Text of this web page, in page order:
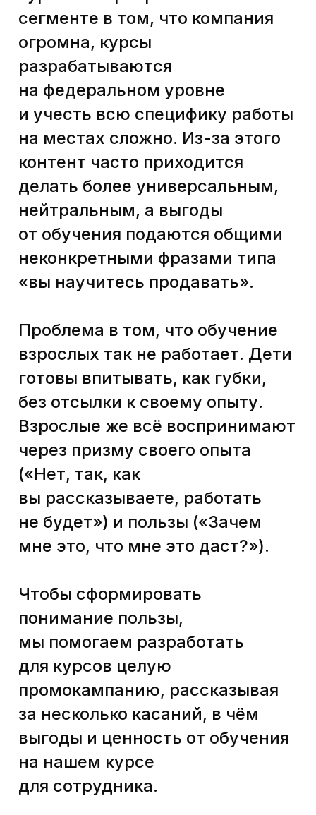
компании, квесты, ролики.
Главная цель — донести
ценность и значимость курса
уже на этапе промо.
Вот так выглядит обычное промо
корпоративных конференций и курсов.
А вот так выглядит промо, которое
мы делали для курса Ростелекома